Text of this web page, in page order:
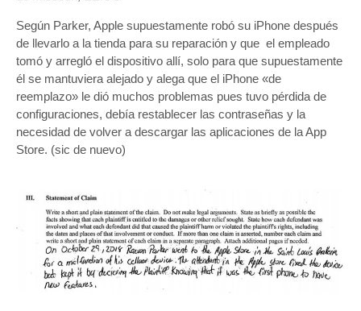
Según Parker, Apple supuestamente robó su iPhone después
de llevarlo a la tienda para su reparación y que el empleado
tomó y arregló el dispositivo allí, solo para que supuestamente
él se mantuviera alejado y alega que el iPhone «de
reemplazo» le dió muchos problemas pues tuvo pérdida de
configuraciones, debía restablecer las contraseñas y la
necesidad de volver a descargar las aplicaciones de la App
Store. (sic de nuevo)